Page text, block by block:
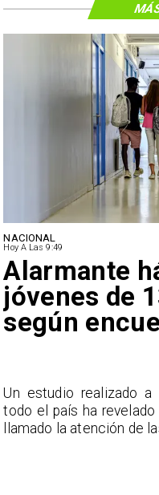
NACIONAL
Hoy A Las 9:49
Alarmante
jóvenes de
según
Un estudio realizado
todo el país ha
llamado la atención de